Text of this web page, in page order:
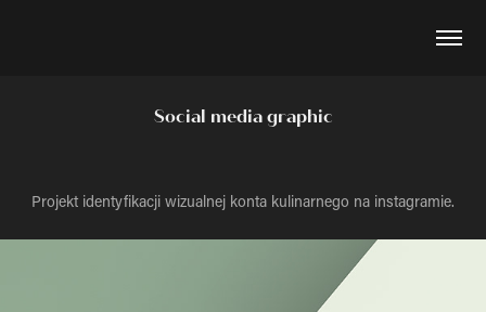
Social media graphic
Projekt identyfikacji wizualnej konta kulinarnego na instagramie.